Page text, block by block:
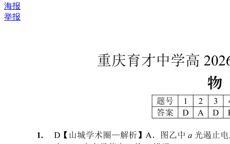
海报
举报